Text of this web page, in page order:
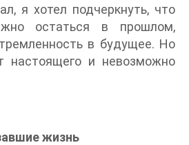
я хотел подчеркнуть, что
остаться в прошлом,
в будущее. Но
настоящего и невозможно
жизнь